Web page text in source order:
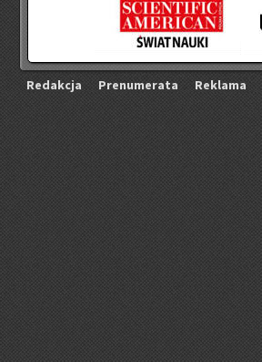
Re­dak­cja Pre­nu­me­ra­ta Re­kla­ma